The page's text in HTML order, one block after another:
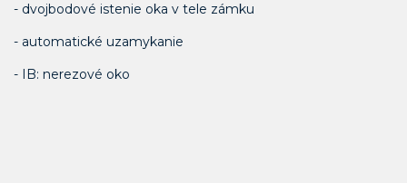
- dvojbodové istenie oka v tele zámku
- automatické uzamykanie
- IB: nerezové oko